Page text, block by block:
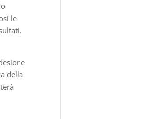
le
della